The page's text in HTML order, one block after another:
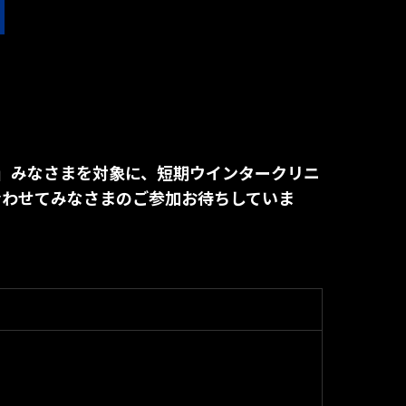
なさまを対象に、短期ウインタークリニ
せてみなさまのご参加お待ちしていま